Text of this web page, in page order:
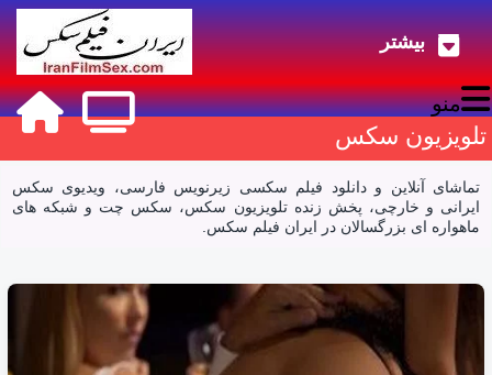
منو
دانلود فیلم سکسی و تماشای آنلاین ویدیو و
تلویزیون سکس
تماشای آنلاین و دانلود فیلم سکسی زیرنویس فارسی، ویدیوی سکس
ایرانی و خارچی، پخش زنده تلویزیون سکس، سکس چت و شبکه های
ماهواره ای بزرگسالان در ایران فیلم سکس.
بیشتر